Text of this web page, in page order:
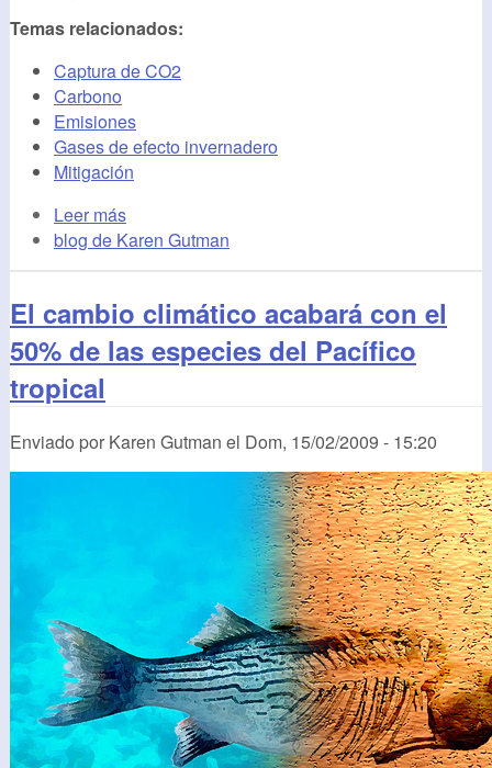
Temas relacionados:
Captura de CO2
Carbono
Emisiones
Gases de efecto invernadero
Mitigación
Leer más
blog de Karen Gutman
El cambio climático acabará con el
50% de las especies del Pacífico
tropical
Enviado por Karen Gutman el Dom, 15/02/2009 - 15:20